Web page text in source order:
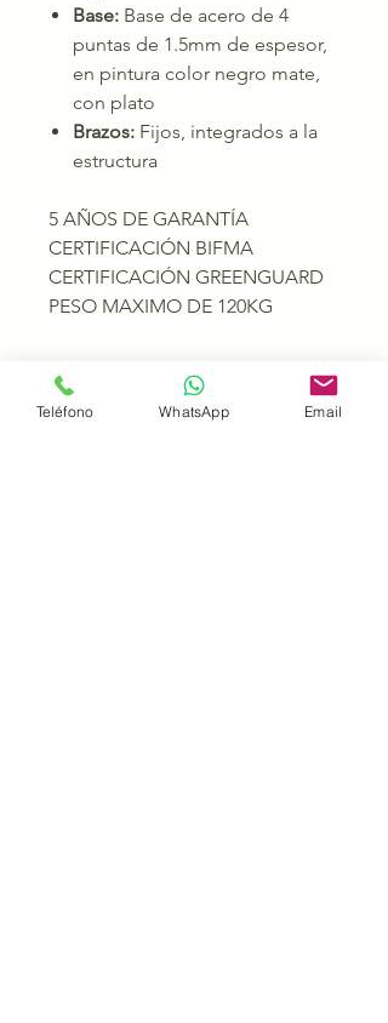
Base: Base de acero de 4
puntas de 1.5mm de espesor,
en pintura color negro mate,
con plato
Brazos: Fijos, integrados a la
estructura
5 AÑOS DE GARANTÍA
CERTIFICACIÓN BIFMA
CERTIFICACIÓN GREENGUARD
PESO MAXIMO DE 120KG
Teléfono WhatsApp Email